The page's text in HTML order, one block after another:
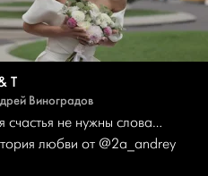
T
Виноградов
счастья не нужны слова…
любви от @2a_andrey